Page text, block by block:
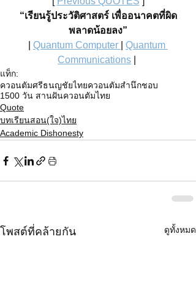
“เรียนรู้ประวัติศาสตร์ เพื่ออนาคตที่ผิด
พลาดน้อยลง”
Quantum Computer
Quantum
Communications
แท็ก:
ควอนตัมศรีธนญชัยไทยควอนตัมสำนึกชอบ
1500 วัน สานฝันควอนตัมไทย
Quote
บทเรียนสอน(ใจ)ไทย
Academic Dishonesty
โพสต์ที่คล้ายกัน ดูทั้งหมด